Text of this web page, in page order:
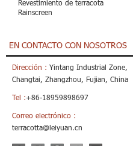
Revestimiento de terracota
Rainscreen
EN CONTACTO CON NOSOTROS
Dirección : Yintang Industrial Zone,
Changtai, Zhangzhou, Fujian, China
Tel :+86-18959898697
Correo electrónico :
terracotta@leiyuan.cn